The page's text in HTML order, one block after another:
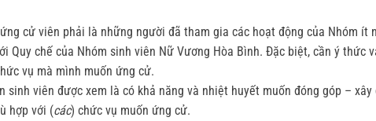
cử viên phải là những người đã tham gia các hoạt động của Nhóm
Quy chế của Nhóm sinh viên Nữ Vương Hòa Bình. Đặc biệt, cần ý thức
vụ mà mình muốn ứng cử.
sinh viên được xem là có khả năng và nhiệt huyết muốn đóng góp –
hợp với (các) chức vụ muốn ứng cử.